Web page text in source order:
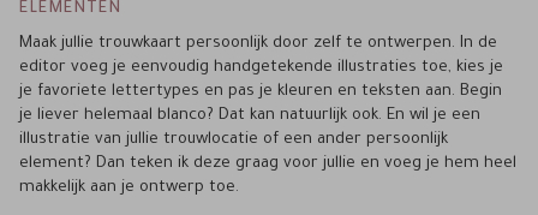
ELEMENTEN
Maak jullie trouwkaart persoonlijk door zelf te ontwerpen. In de
editor voeg je eenvoudig handgetekende illustraties toe, kies je
je favoriete lettertypes en pas je kleuren en teksten aan. Begin
je liever helemaal blanco? Dat kan natuurlijk ook. En wil je een
illustratie van jullie trouwlocatie of een ander persoonlijk
element? Dan teken ik deze graag voor jullie en voeg je hem heel
makkelijk aan je ontwerp toe.